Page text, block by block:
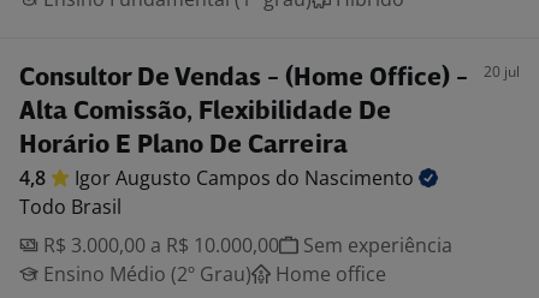
Consultor De Vendas - (Home Office) -
Alta Comissão, Flexibilidade De
Horário E Plano De Carreira
20 jul
4,8 Igor Augusto Campos do Nascimento
Todo Brasil
R$ 3.000,00 a R$ 10.000,00
Sem experiência
Ensino Médio (2º Grau)
Home office